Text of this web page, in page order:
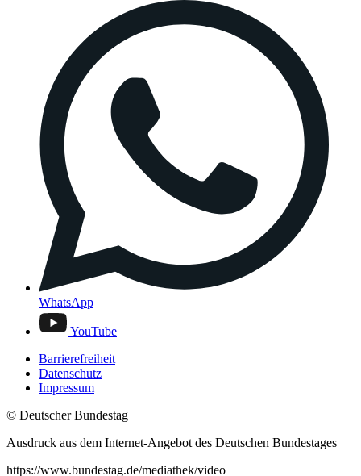
WhatsApp
YouTube
Barrierefreiheit
Datenschutz
Impressum
© Deutscher Bundestag
Ausdruck aus dem Internet-Angebot des Deutschen Bundestages
https://www.bundestag.de/mediathek/video